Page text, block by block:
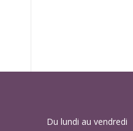
Du lundi au vendredi